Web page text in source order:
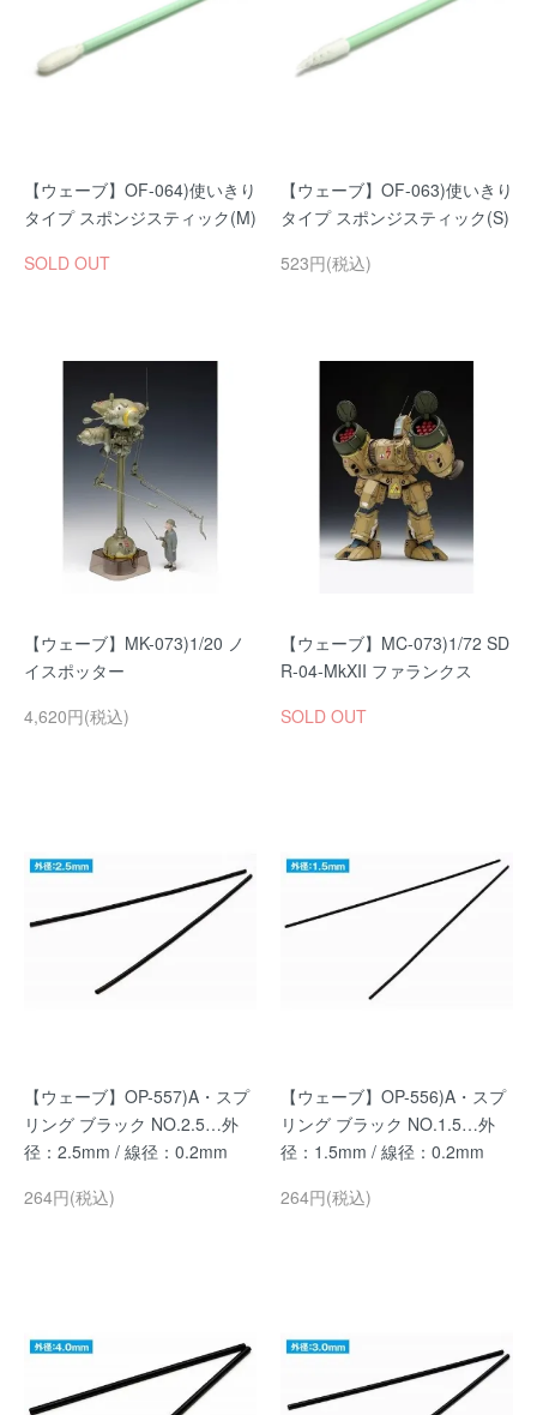
【ウェーブ】OF-064)使いきり
タイプ スポンジスティック(M)
SOLD OUT
【ウェーブ】OF-063)使いきり
タイプ スポンジスティック(S)
523円(税込)
【ウェーブ】MK-073)1/20 ノ
イスポッター
4,620円(税込)
【ウェーブ】MC-073)1/72 SD
R-04-MkXII ファランクス
SOLD OUT
【ウェーブ】OP-557)A・スプ
リング ブラック NO.2.5…外
径：2.5mm / 線径：0.2mm
264円(税込)
【ウェーブ】OP-556)A・スプ
リング ブラック NO.1.5…外
径：1.5mm / 線径：0.2mm
264円(税込)